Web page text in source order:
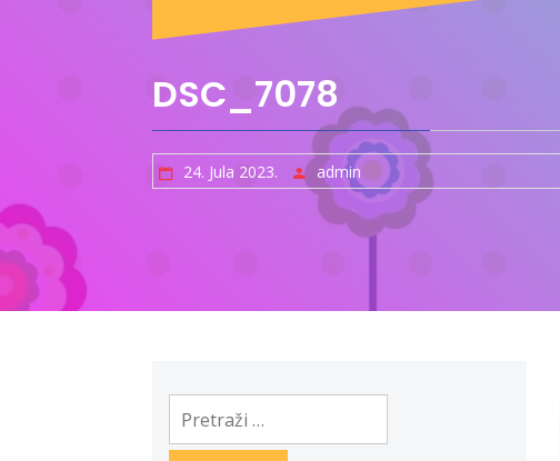
DSC_7078
24. Jula 2023. admin
Pretraga: